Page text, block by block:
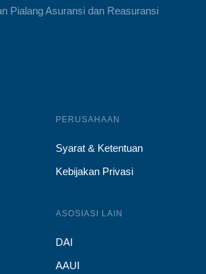
Pialang Asuransi dan Reasuransi
PERUSAHAAN
Syarat & Ketentuan
Kebijakan Privasi
ASOSIASI LAIN
DAI
AAUI